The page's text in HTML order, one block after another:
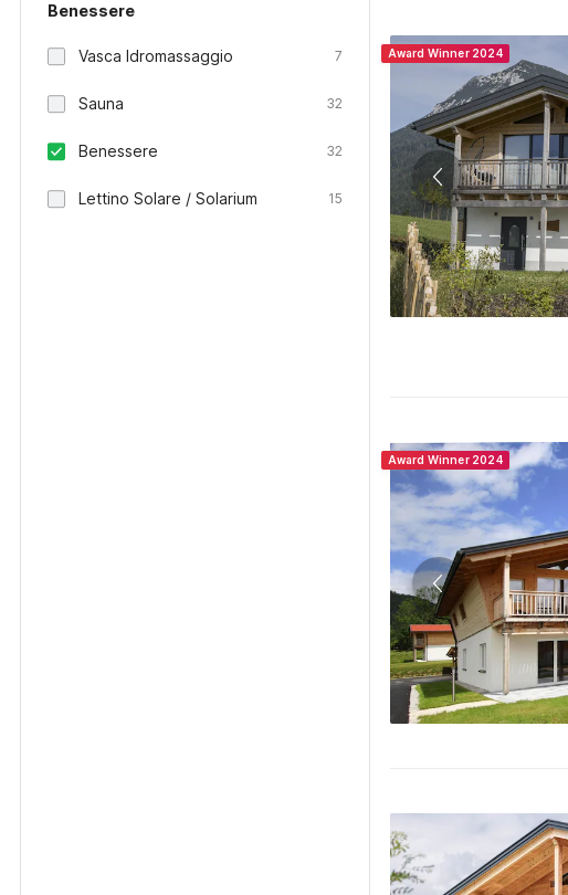
Benessere
Vasca Idromassaggio 7
Sauna 32
Benessere 32
Lettino Solare / Solarium 15
Award Winner 2024
Award Winner 2024